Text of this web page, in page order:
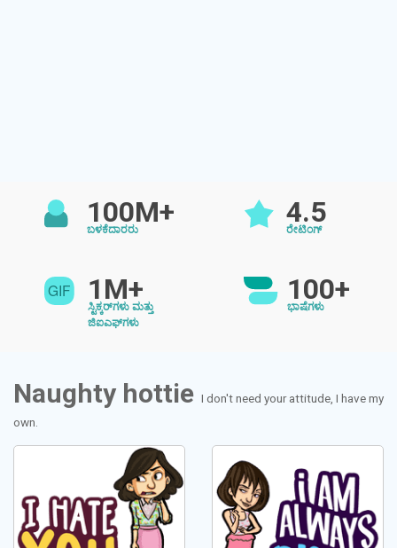
100M+
ಬಳಕೆದಾರರು
4.5
ರೇಟಿಂಗ್
1M+
ಸ್ಟಿಕ್ಕರ್‌ಗಳು ಮತ್ತು
ಜಿಐಎಫ್‌ಗಳು
100+
ಭಾಷೆಗಳು
Naughty hottie I don't need your attitude, I have my
own.